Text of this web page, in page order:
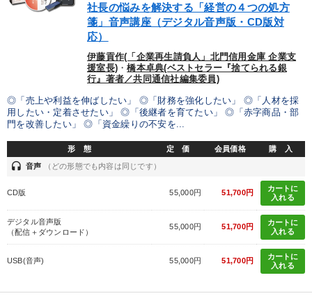
社長の悩みを解決する「経営の４つの処方
箋」音声講座（デジタル音声版・CD版対
応）
伊藤貢作(「企業再生請負人」北門信用金庫 企業支
援室長) ・橋本卓典(ベストセラー『捨てられる銀
行』著者／共同通信社編集委員)
◎「売上や利益を伸ばしたい」 ◎「財務を強化したい」 ◎「人材を採
用したい・定着させたい」 ◎「後継者を育てたい」 ◎「赤字商品・部
門を改善したい」 ◎「資金繰りの不安を...
形 態 定 価 会員価格 購 入
headset 音声 （どの形態でも内容は同じです）
CD版 55,000円 51,700円
カートに
入れる
デジタル音声版
（配信＋ダウンロード）
55,000円 51,700円
カートに
入れる
USB(音声) 55,000円 51,700円
カートに
入れる